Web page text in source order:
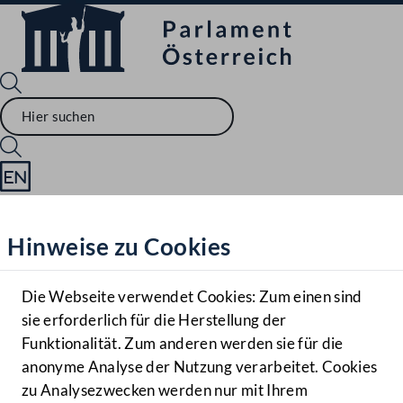
Hilfe
Benutzer
Navigationsmenü öffnen
MENÜ
Hinweise zu Cookies
Die Webseite verwendet Cookies: Zum einen sind
sie erforderlich für die Herstellung der
Funktionalität. Zum anderen werden sie für die
anonyme Analyse der Nutzung verarbeitet. Cookies
zu Analysezwecken werden nur mit Ihrem